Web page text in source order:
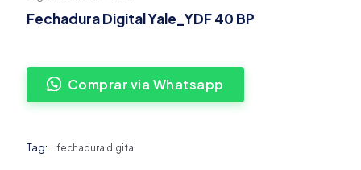
Fechadura Digital Yale_YDF 40 BP
Comprar via Whatsapp
Tag: fechadura digital